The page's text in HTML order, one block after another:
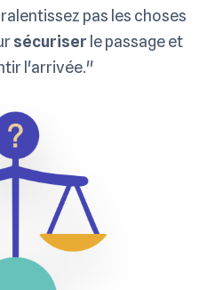
pas les choses
sécuriser le passage et
l'arrivée."